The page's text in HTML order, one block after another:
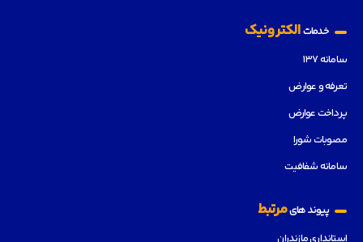
خدماتالکترونیک
سامانه ۱۳۷
تعرفه و عوارض
پرداخت عوارض
مصوبات شورا
سامانه شفافیت
پیوند هایمرتبط
استانداری مازندران